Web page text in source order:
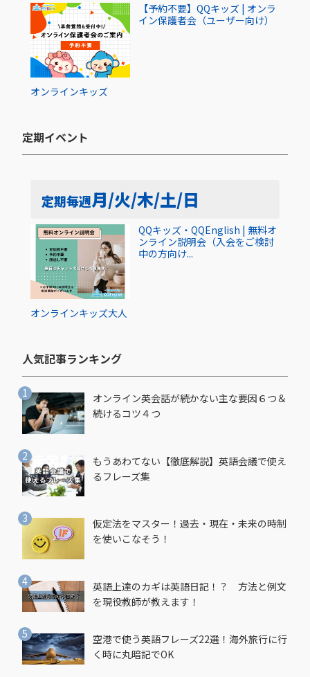
オンラインキッズ
【予約不要】QQキッズ | オンラ
イン保護者会（ユーザー向け）
定期イベント​
定期毎週月/火/木/土/日
オンラインキッズ大人
QQキッズ・QQEnglish | 無料オ
ンライン説明会（入会をご検討
中の方向け...
人気記事ランキング​
オンライン英会話が続かない主な要因６つ＆
続けるコツ４つ
もうあわてない【徹底解説】英語会議で使え
るフレーズ集
仮定法をマスター！過去・現在・未来の時制
を使いこなそう！
英語上達のカギは英語日記！？ 方法と例文
を現役教師が教えます！
空港で使う英語フレーズ22選！海外旅行に行
く時に丸暗記でOK